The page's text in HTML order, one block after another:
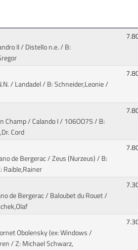
II / Distello n.e./ B:
/ Landadel/ B: Schneider,Leonie /
Champ / Calando I/ 106OO75 / B:
Cord
de Bergerac / Zeus (Nurzeus)/ B:
Raible,Rainer
de Bergerac / Baloubet du Rouet/
Obolensky (ex: Windows /
/ Z: Michael Schwarz,